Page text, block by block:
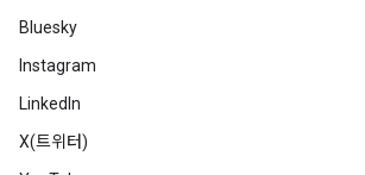
Bluesky
Instagram
LinkedIn
X(트위터)